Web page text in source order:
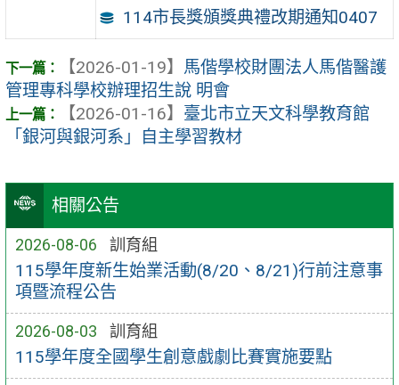
相關公告
2026-08-06 訓育組
115學年度新生始業活動(8/20、8/21)行前注意事
項暨流程公告
2026-08-03 訓育組
115學年度全國學生創意戲劇比賽實施要點
114市長獎頒獎典禮改期通知0407
【2026-01-19】 馬偕學校財團法人馬偕醫護
管理專科學校辦理招生說 明會
【2026-01-16】 臺北市立天文科學教育館
「銀河與銀河系」自主學習教材